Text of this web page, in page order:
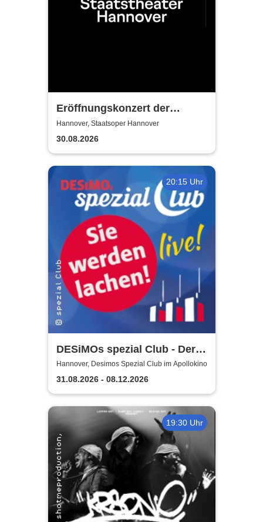
Eröffnungskonzert der
Spielzeit - Niedersächsisches
Staatstheater Hannover
Hannover, Staatsoper Hannover
30.08.2026
20:15 Uhr
DESiMOs spezial Club - Der
Club-Mix
Hannover, Desimos Spezial Club im Apollokino
31.08.2026 - 08.12.2026
19:30 Uhr